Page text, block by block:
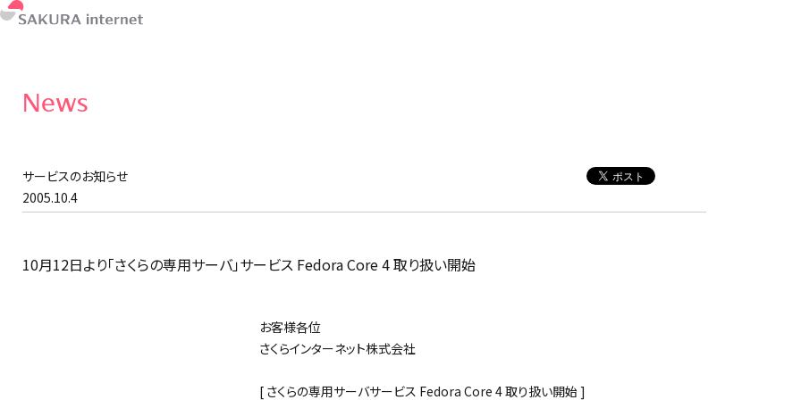
News
サービスのお知らせ
2005.10.4
10月12日より「さくらの専用サーバ」サービス Fedora Core 4 取り扱い開始
お客様各位
さくらインターネット株式会社
[ さくらの専用サーバサービス Fedora Core 4 取り扱い開始 ]